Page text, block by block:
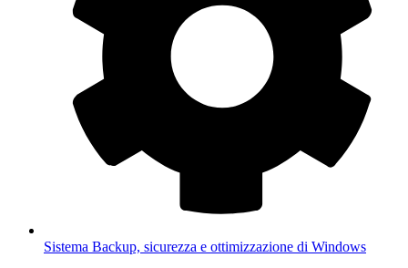
Sistema Backup, sicurezza e ottimizzazione di Windows